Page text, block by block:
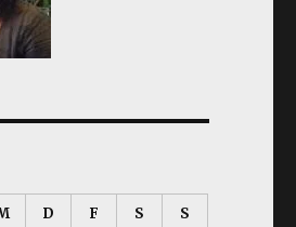
D F S S